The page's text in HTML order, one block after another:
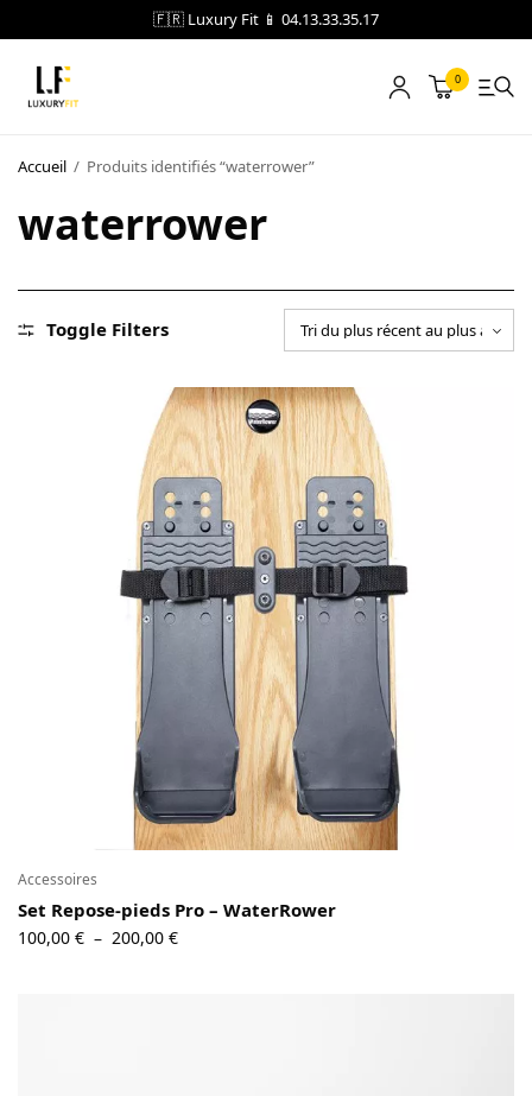
🇫🇷 Luxury Fit 📱 04.13.33.35.17
0
Accueil / Produits identifiés “waterrower”
waterrower
Toggle Filters
Accessoires
Set Repose-pieds Pro – WaterRower
100,00 € – 200,00 €Plage
LOCATION
NOTRE CATALOGUE
Copyright © 2024 Luxury Fit. All rights reserved.